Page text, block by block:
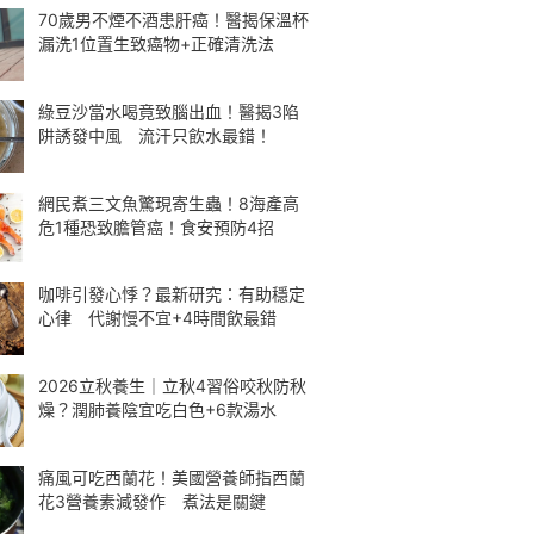
70歲男不煙不酒患肝癌！醫揭保溫杯
漏洗1位置生致癌物+正確清洗法
綠豆沙當水喝竟致腦出血！醫揭3陷
阱誘發中風 流汗只飲水最錯！
網民煮三文魚驚現寄生蟲！8海產高
危1種恐致膽管癌！食安預防4招
咖啡引發心悸？最新研究：有助穩定
心律 代謝慢不宜+4時間飲最錯
2026立秋養生｜立秋4習俗咬秋防秋
燥？潤肺養陰宜吃白色+6款湯水
痛風可吃西蘭花！美國營養師指西蘭
花3營養素減發作 煮法是關鍵